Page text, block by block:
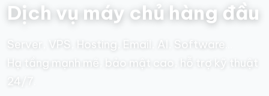
Dịch vụ máy chủ hàng đầu
Server, VPS, Hosting, Email, AI, Software...
Hạ tầng mạnh mẽ, bảo mật cao, hỗ trợ kỹ thuật
24/7.